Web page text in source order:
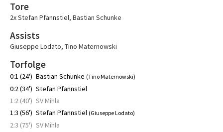
Tore
2x Stefan Pfannstiel, Bastian Schunke
Assists
Giuseppe Lodato, Tino Maternowski
Torfolge
0:1 (24') Bastian Schunke (Tino Maternowski)
0:2 (34') Stefan Pfannstiel
1:2 (40') SV Mihla
1:3 (56') Stefan Pfannstiel (Giuseppe Lodato)
2:3 (75') SV Mihla